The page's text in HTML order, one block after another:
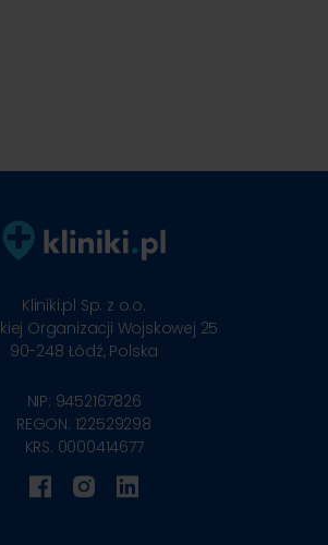
Kliniki.pl Sp. z o.o.
Organizacji Wojskowej 25
90-248 Łódź, Polska
NIP: 9452167826
REGON: 122529298
KRS: 0000414677